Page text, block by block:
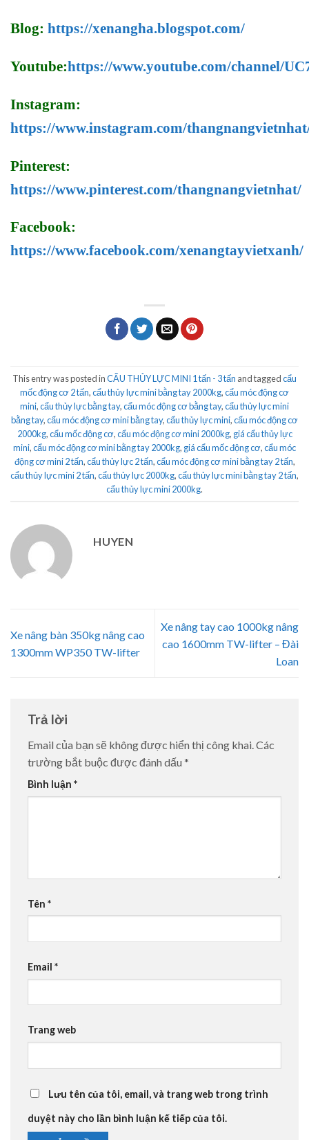
Blog: https://xenangha.blogspot.com/
Youtube:https://www.youtube.com/channel/
Instagram:
https://www.instagram.com/
Pinterest:
https://www.pinterest.com/thangnangvietnhat/
Facebook:
https://www.facebook.com/xenangtayvietxanh/
This entry was posted inCẨU THỦY LỰC MINI 1 tấn - 3 tấn and taggedcẩu
mốc động cơ 2 tấn,cẩu thủy lực mini bằng tay 2000kg,cẩu móc động cơ
mini,cẩu thủy lực bằng tay,cẩu móc động cơ bằng tay,cẩu thủy lực mini
bằng tay,cẩu móc động cơ mini bằng tay,cẩu thủy lực mini,cẩu móc động cơ
2000kg,cẩu mốc động cơ,cẩu móc động cơ mini 2000kg, giá cẩu thủy lực
mini,cẩu móc động cơ mini bằng tay 2000kg, giá cẩu mốc động cơ,cẩu móc
động cơ mini 2 tấn,cẩu thủy lực 2 tấn,cẩu móc động cơ mini bằng tay 2 tấn,
cẩu thủy lực mini 2 tấn,cẩu thủy lực 2000kg,cẩu thủy lực mini bằng tay 2 tấn,
cẩu thủy lực mini 2000kg.
HUYEN
Xe nâng bàn 350kg nâng cao
1300mm WP350 TW-lifter
Xe nâng tay cao 1000kg nâng
cao 1600mm TW-lifter – Đài
Loan
Trả lời
Email của bạn sẽ không được hiển thị công khai.Các
trường bắt buộc được đánh dấu *
Bình luận *
Tên *
Email *
Trang web
Lưu tên của tôi, email, và trang web trong trình
duyệt này cho lần bình luận kế tiếp của tôi.